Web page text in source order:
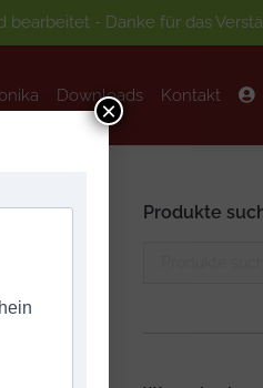
Downloads Kontakt
Produkte
- Danke für das
×